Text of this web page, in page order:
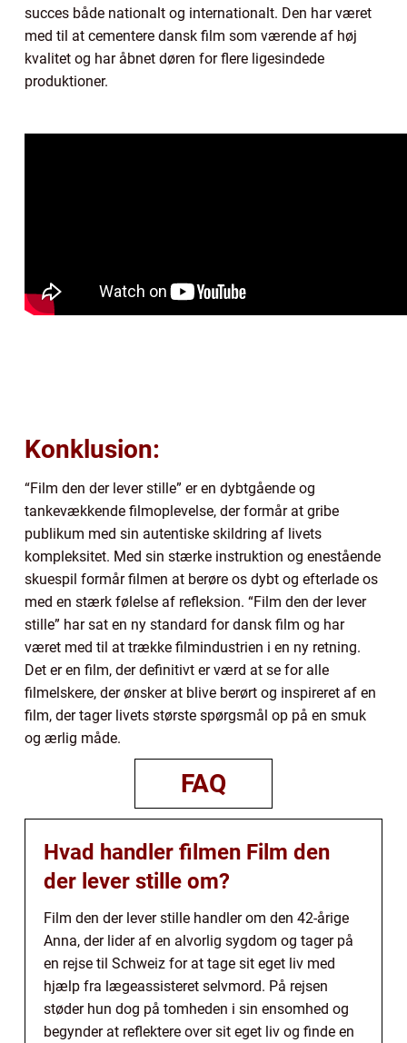
succes både nationalt og internationalt. Den har været
med til at cementere dansk film som værende af høj
kvalitet og har åbnet døren for flere ligesindede
produktioner.
Konklusion:
“Film den der lever stille” er en dybtgående og
tankevækkende filmoplevelse, der formår at gribe
publikum med sin autentiske skildring af livets
kompleksitet. Med sin stærke instruktion og enestående
skuespil formår filmen at berøre os dybt og efterlade os
med en stærk følelse af refleksion. “Film den der lever
stille” har sat en ny standard for dansk film og har
været med til at trække filmindustrien i en ny retning.
Det er en film, der definitivt er værd at se for alle
filmelskere, der ønsker at blive berørt og inspireret af en
film, der tager livets største spørgsmål op på en smuk
og ærlig måde.
FAQ
Hvad handler filmen Film den
der lever stille om?
Film den der lever stille handler om den 42-årige
Anna, der lider af en alvorlig sygdom og tager på
en rejse til Schweiz for at tage sit eget liv med
hjælp fra lægeassisteret selvmord. På rejsen
støder hun dog på tomheden i sin ensomhed og
begynder at reflektere over sit eget liv og finde en